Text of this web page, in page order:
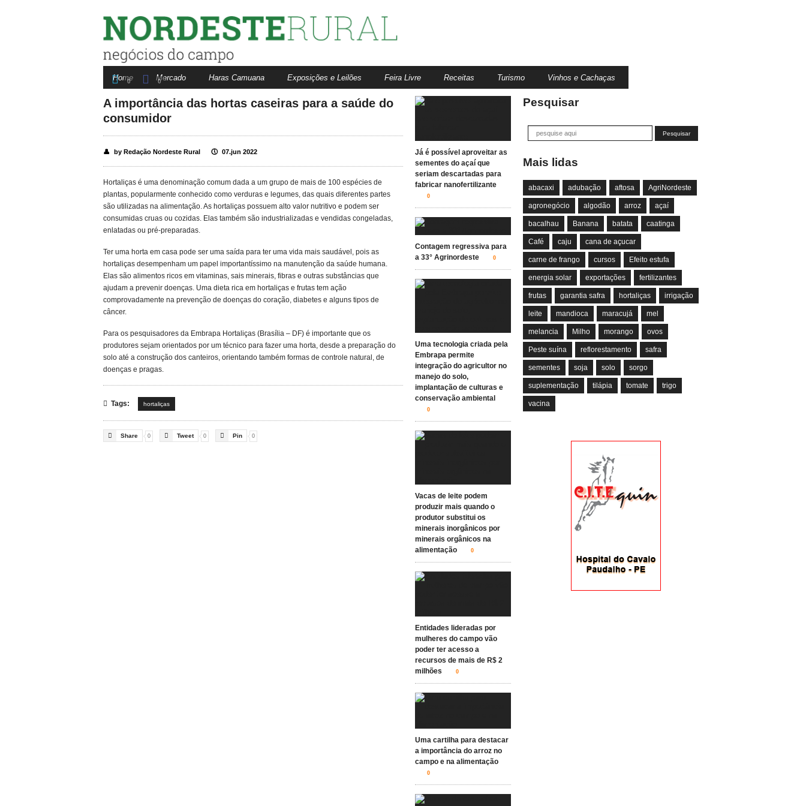
Nordeste Rural
 0  0
Fale conosco Anuncie aqui
Home Mercado
Aves
Bovinos
e
Cavalos
Suínos
Haras Camuana Exposições e Leilões Feira Livre Receitas Turismo
Pousadas
Vinhos e Cachaças
A importância das hortas caseiras para a saúde do
consumidor
👤 by Redação Nordeste Rural 🕔 07.jun 2022
Hortaliças é uma denominação comum dada a um grupo de mais de 100 espécies de
plantas, popularmente conhecido como verduras e legumes, das quais diferentes partes
são utilizadas na alimentação. As hortaliças possuem alto valor nutritivo e podem ser
consumidas cruas ou cozidas. Elas também são industrializadas e vendidas congeladas,
enlatadas ou pré-preparadas.
Ter uma horta em casa pode ser uma saída para ter uma vida mais saudável, pois as
hortaliças desempenham um papel importantíssimo na manutenção da saúde humana.
Elas são alimentos ricos em vitaminas, sais minerais, fibras e outras substâncias que
ajudam a prevenir doenças. Uma dieta rica em hortaliças e frutas tem ação
comprovadamente na prevenção de doenças do coração, diabetes e alguns tipos de
câncer.
Para os pesquisadores da Embrapa Hortaliças (Brasília – DF) é importante que os
produtores sejam orientados por um técnico para fazer uma horta, desde a preparação do
solo até a construção dos canteiros, orientando também formas de controle natural, de
doenças e pragas.
 Tags: hortaliças
 Share 0  Tweet 0  Pin 0
Já é possível aproveitar as
sementes do açaí que
seriam descartadas para
fabricar nanofertilizante
0
Contagem regressiva para
a 33° Agrinordeste
0
Uma tecnologia criada pela
Embrapa permite
integração do agricultor no
manejo do solo,
implantação de culturas e
conservação ambiental
0
Vacas de leite podem
produzir mais quando o
produtor substitui os
minerais inorgânicos por
minerais orgânicos na
alimentação
0
Entidades lideradas por
mulheres do campo vão
poder ter acesso a
recursos de mais de R$ 2
milhões
0
Uma cartilha para destacar
a importância do arroz no
campo e na alimentação
0
Pesquisar
Mais lidas
abacaxi adubação aftosa AgriNordeste
agronegócio algodão arroz açaí
bacalhau Banana batata caatinga
Café caju cana de açucar
carne de frango cursos Efeito estufa
energia solar exportações fertilizantes
frutas garantia safra hortaliças irrigação
leite mandioca maracujá mel
melancia Milho morango ovos
Peste suína reflorestamento safra
sementes soja solo sorgo
suplementação tilápia tomate trigo
vacina